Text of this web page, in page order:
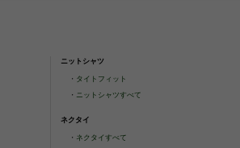
ニットシャツ
・ タイトフィット
・ ニットシャツすべて
ネクタイ
・ ネクタイすべて